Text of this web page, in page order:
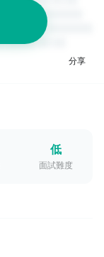
分享
低
面試難度